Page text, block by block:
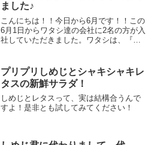
ました♪
こんにちは！！今日から6月です！！この
6月1日からワタシ達の会社に2名の方が入
社していただきました。ワタシは、『こ
と考えています。ワタシ達の仕事は、全
国へ『美味しい食材...
プリプリしめじとシャキシャキレ
タスの新鮮サラダ！
しめじとレタスって、実は結構合うんで
すよ！是非とも試してみてください！